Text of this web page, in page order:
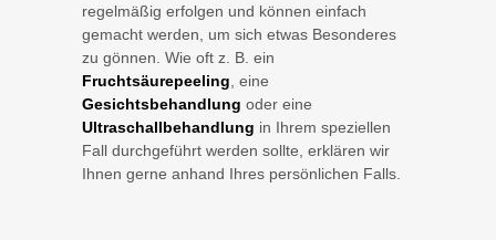
regelmäßig erfolgen und können einfach
gemacht werden, um sich etwas Besonderes
zu gönnen. Wie oft z. B. ein
Fruchtsäurepeeling , eine
Gesichtsbehandlung oder eine
Ultraschallbehandlung in Ihrem speziellen
Fall durchgeführt werden sollte, erklären wir
Ihnen gerne anhand Ihres persönlichen Falls.